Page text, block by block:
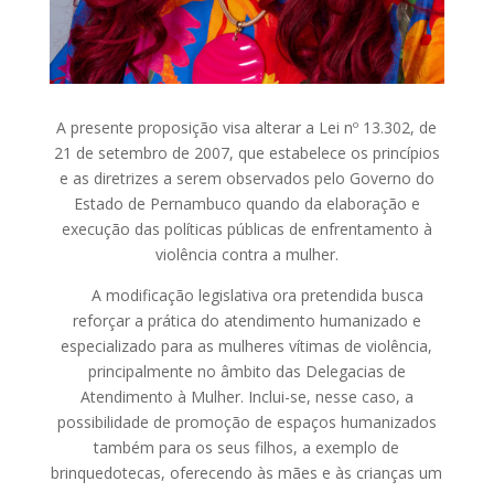
A presente proposição visa alterar a Lei nº 13.302, de
21 de setembro de 2007, que estabelece os princípios
e as diretrizes a serem observados pelo Governo do
Estado de Pernambuco quando da elaboração e
execução das políticas públicas de enfrentamento à
violência contra a mulher.
A modificação legislativa ora pretendida busca
reforçar a prática do atendimento humanizado e
especializado para as mulheres vítimas de violência,
principalmente no âmbito das Delegacias de
Atendimento à Mulher. Inclui-se, nesse caso, a
possibilidade de promoção de espaços humanizados
também para os seus filhos, a exemplo de
brinquedotecas, oferecendo às mães e às crianças um